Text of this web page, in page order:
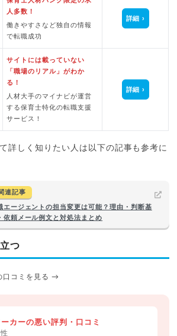
人多数！
働きやすさなど独自の情報
で転職成功
詳細
サイトには載っていない
「職場のリアル」がわか
る！
人材大手のマイナビが運営
する保育士特化の転職支援
サービス！
詳細
詳しく知りたい人は以下の記事も参考に
連記事
エージェントの担当変更は可能？理由・判断基
依頼メール例文と対処法まとめ
つ
口コミを見る →
カーの悪い評判・口コミ